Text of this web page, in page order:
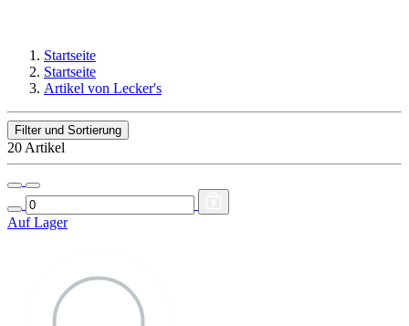
Startseite
Startseite
Artikel von Lecker's
Filter und Sortierung
20 Artikel
Auf Lager